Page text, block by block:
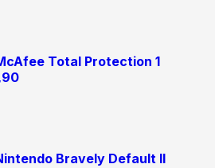
Total Protection 1
Bravely Default II